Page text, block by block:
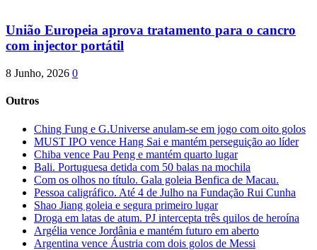
União Europeia aprova tratamento para o cancro
com injector portátil
8 Junho, 2026 0
Outros
Ching Fung e G.Universe anulam-se em jogo com oito golos
MUST IPO vence Hang Sai e mantém perseguição ao líder
Chiba vence Pau Peng e mantém quarto lugar
Bali. Portuguesa detida com 50 balas na mochila
Com os olhos no título. Gala goleia Benfica de Macau.
Pessoa caligráfico. Até 4 de Julho na Fundação Rui Cunha
Shao Jiang goleia e segura primeiro lugar
Droga em latas de atum. PJ intercepta três quilos de heroína
Argélia vence Jordânia e mantém futuro em aberto
Argentina vence Áustria com dois golos de Messi